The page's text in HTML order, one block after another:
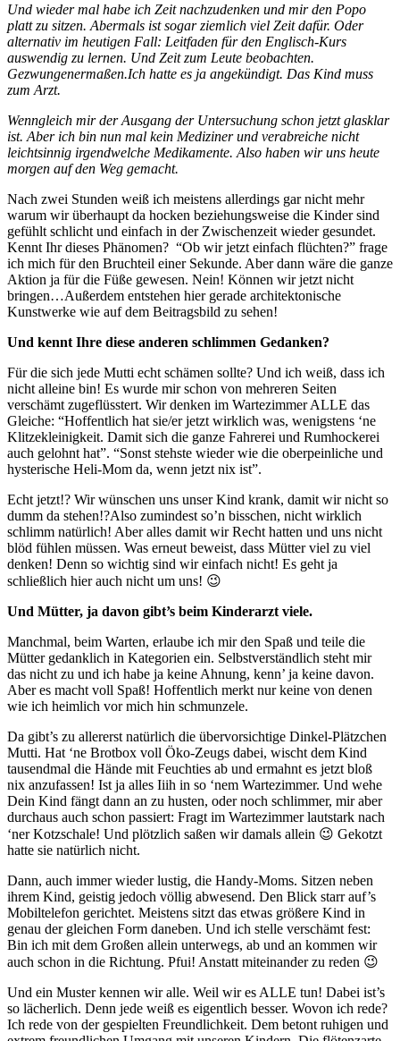
Und wieder mal habe ich Zeit nachzudenken und mir den Popo
platt zu sitzen. Abermals ist sogar ziemlich viel Zeit dafür. Oder
alternativ im heutigen Fall: Leitfaden für den Englisch-Kurs
auswendig zu lernen. Und Zeit zum Leute beobachten.
Gezwungenermaßen.Ich hatte es ja angekündigt. Das Kind muss
zum Arzt.
Wenngleich mir der Ausgang der Untersuchung schon jetzt glasklar
ist. Aber ich bin nun mal kein Mediziner und verabreiche nicht
leichtsinnig irgendwelche Medikamente. Also haben wir uns heute
morgen auf den Weg gemacht.
Nach zwei Stunden weiß ich meistens allerdings gar nicht mehr
warum wir überhaupt da hocken beziehungsweise die Kinder sind
gefühlt schlicht und einfach in der Zwischenzeit wieder gesundet.
Kennt Ihr dieses Phänomen? “Ob wir jetzt einfach flüchten?” frage
ich mich für den Bruchteil einer Sekunde. Aber dann wäre die ganze
Aktion ja für die Füße gewesen. Nein! Können wir jetzt nicht
bringen…Außerdem entstehen hier gerade architektonische
Kunstwerke wie auf dem Beitragsbild zu sehen!
Und kennt Ihre diese anderen schlimmen Gedanken?
Für die sich jede Mutti echt schämen sollte? Und ich weiß, dass ich
nicht alleine bin! Es wurde mir schon von mehreren Seiten
verschämt zugeflüsstert. Wir denken im Wartezimmer ALLE das
Gleiche: “Hoffentlich hat sie/er jetzt wirklich was, wenigstens ‘ne
Klitzekleinigkeit. Damit sich die ganze Fahrerei und Rumhockerei
auch gelohnt hat”. “Sonst stehste wieder wie die oberpeinliche und
hysterische Heli-Mom da, wenn jetzt nix ist”.
Echt jetzt!? Wir wünschen uns unser Kind krank, damit wir nicht so
dumm da stehen!?Also zumindest so’n bisschen, nicht wirklich
schlimm natürlich! Aber alles damit wir Recht hatten und uns nicht
blöd fühlen müssen. Was erneut beweist, dass Mütter viel zu viel
denken! Denn so wichtig sind wir einfach nicht! Es geht ja
schließlich hier auch nicht um uns! 😉
Und Mütter, ja davon gibt’s beim Kinderarzt viele.
Manchmal, beim Warten, erlaube ich mir den Spaß und teile die
Mütter gedanklich in Kategorien ein. Selbstverständlich steht mir
das nicht zu und ich habe ja keine Ahnung, kenn’ ja keine davon.
Aber es macht voll Spaß! Hoffentlich merkt nur keine von denen
wie ich heimlich vor mich hin schmunzele.
Da gibt’s zu allererst natürlich die übervorsichtige Dinkel-Plätzchen
Mutti. Hat ‘ne Brotbox voll Öko-Zeugs dabei, wischt dem Kind
tausendmal die Hände mit Feuchties ab und ermahnt es jetzt bloß
nix anzufassen! Ist ja alles Iiih in so ‘nem Wartezimmer. Und wehe
Dein Kind fängt dann an zu husten, oder noch schlimmer, mir aber
durchaus auch schon passiert: Fragt im Wartezimmer lautstark nach
‘ner Kotzschale! Und plötzlich saßen wir damals allein 😉 Gekotzt
hatte sie natürlich nicht.
Dann, auch immer wieder lustig, die Handy-Moms. Sitzen neben
ihrem Kind, geistig jedoch völlig abwesend. Den Blick starr auf’s
Mobiltelefon gerichtet. Meistens sitzt das etwas größere Kind in
genau der gleichen Form daneben. Und ich stelle verschämt fest:
Bin ich mit dem Großen allein unterwegs, ab und an kommen wir
auch schon in die Richtung. Pfui! Anstatt miteinander zu reden 😉
Und ein Muster kennen wir alle. Weil wir es ALLE tun! Dabei ist’s
so lächerlich. Denn jede weiß es eigentlich besser. Wovon ich rede?
Ich rede von der gespielten Freundlichkeit. Dem betont ruhigen und